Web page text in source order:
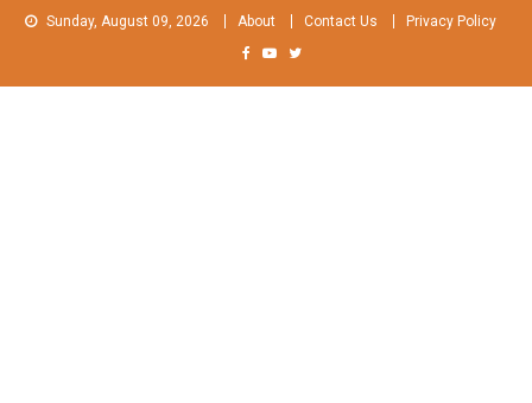
Skip
Sunday, August 09, 2026 About Contact Us Privacy Policy